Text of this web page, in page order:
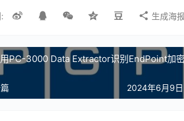
生成海
PC-3000 Data Extractor识别EndPoint加
2024年6月9